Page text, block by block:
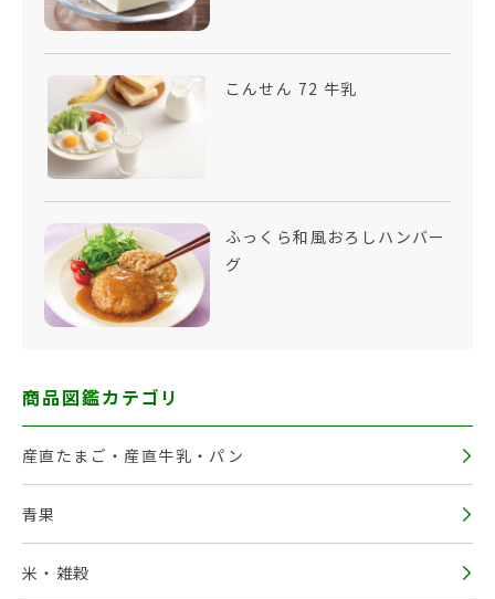
こんせん 72 牛乳
ふっくら和風おろしハンバー
グ
商品図鑑カテゴリ
産直たまご・産直牛乳・パン
青果
米・雑穀